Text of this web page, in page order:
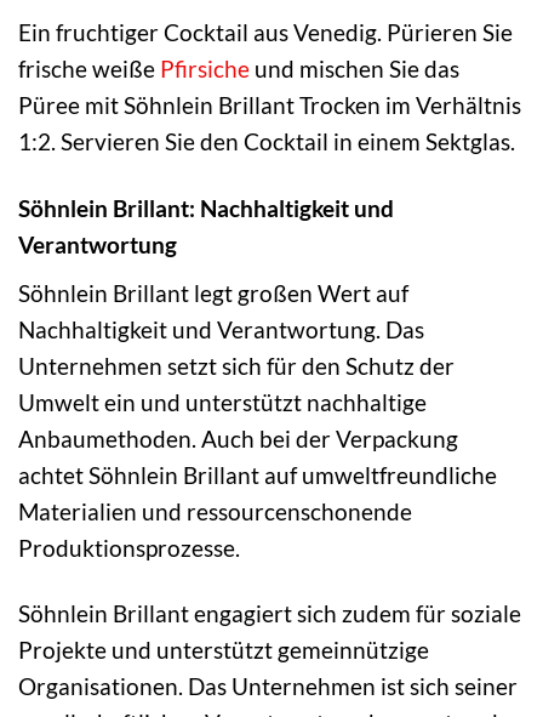
Ein fruchtiger Cocktail aus Venedig. Pürieren Sie
frische weiße Pfirsiche und mischen Sie das
Püree mit Söhnlein Brillant Trocken im Verhältnis
1:2. Servieren Sie den Cocktail in einem Sektglas.
Söhnlein Brillant: Nachhaltigkeit und
Verantwortung
Söhnlein Brillant legt großen Wert auf
Nachhaltigkeit und Verantwortung. Das
Unternehmen setzt sich für den Schutz der
Umwelt ein und unterstützt nachhaltige
Anbaumethoden. Auch bei der Verpackung
achtet Söhnlein Brillant auf umweltfreundliche
Materialien und ressourcenschonende
Produktionsprozesse.
Söhnlein Brillant engagiert sich zudem für soziale
Projekte und unterstützt gemeinnützige
Organisationen. Das Unternehmen ist sich seiner